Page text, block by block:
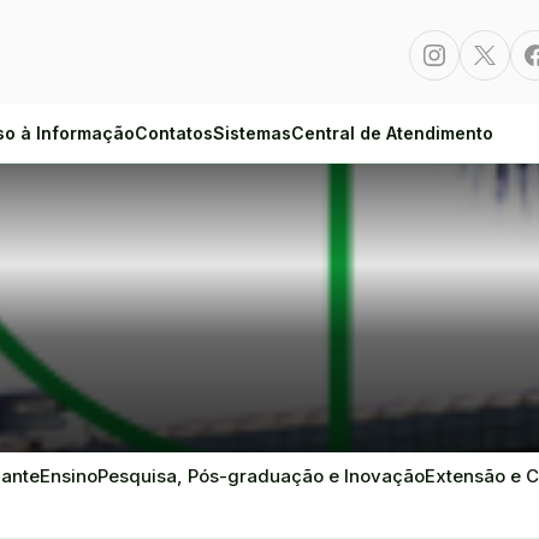
Instagram
à InformaçãoContatosSistemasCentral de Atendimento
EnsinoPesquisa, Pós-graduação e InovaçãoExtensão e